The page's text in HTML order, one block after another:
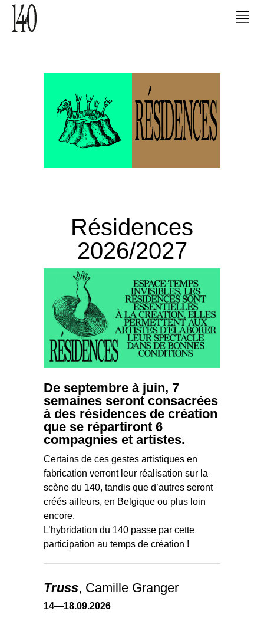
Résidences
2026/2027
De septembre à juin, 7
semaines seront consacrées
à des résidences de création
que se répartiront 6
compagnies et artistes.
Certains de ces gestes artistiques en
fabrication verront leur réalisation sur la
scène du 140, tandis que d’autres seront
créés ailleurs, en Belgique ou plus loin
encore.
L’hybridation du 140 passe par cette
participation au temps de création !
Truss, Camille Granger
14—18.09.2026